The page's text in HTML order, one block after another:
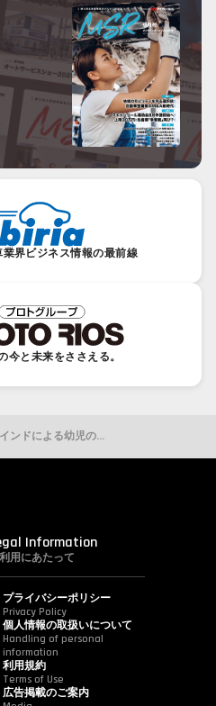
界ビジネス情報の最前線
今と未来をささえる。
国交省がパワーウインドによる幼児の挟み込み事故を注意喚起 この3年で2件の重篤事例を確認
Information
用にあたって
プライバシーポリシー
Privacy Policy
個人情報の取扱いについて
Handling of personal
information
利用規約
Terms of Use
広告掲載のご案内